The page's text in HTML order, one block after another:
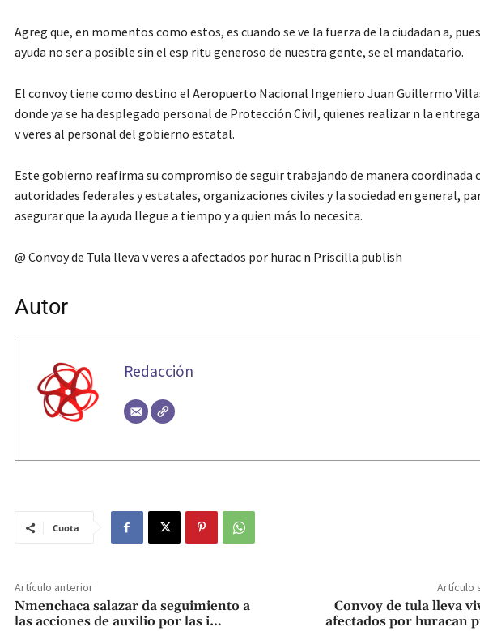
Agreg que, en momentos como estos, es cuando se ve la fuerza de la ciudadan a,
ayuda no ser a posible sin el esp ritu generoso de nuestra gente, se el mandatario.
El convoy tiene como destino el Aeropuerto Nacional Ingeniero Juan Guillermo
donde ya se ha desplegado personal de Protección Civil, quienes realizar n la
v veres al personal del gobierno estatal.
Este gobierno reafirma su compromiso de seguir trabajando de manera coordinada
autoridades federales y estatales, organizaciones civiles y la sociedad en general,
asegurar que la ayuda llegue a tiempo y a quien más lo necesita.
@ Convoy de Tula lleva v veres a afectados por hurac n Priscilla publish
Autor
Redacción
Cuota
Artículo anterior
Nmenchaca salazar da seguimiento a
las acciones de auxilio por las i…
Artículo
Convoy de tula lleva
afectados por huracan